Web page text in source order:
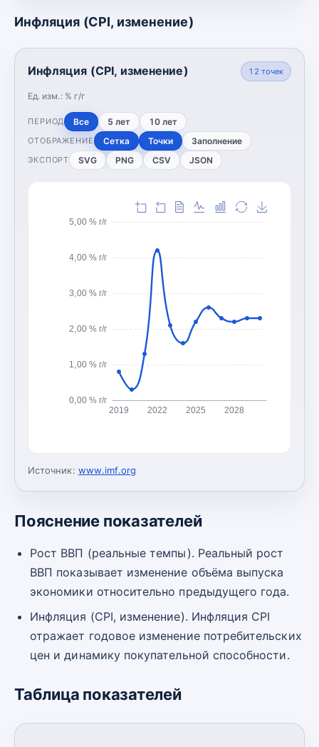
Инфляция (CPI, изменение)
Инфляция (CPI, изменение)
Ед. изм.: % г/г
12 точек
ПЕРИОД Все 5 лет 10 лет
ОТОБРАЖЕНИЕ Сетка Точки Заполнение
ЭКСПОРТ SVG PNG CSV JSON
0,00 % г/г
1,00 % г/г
2,00 % г/г
3,00 % г/г
4,00 % г/г
5,00 % г/г
2019 2022 2025 2028
Источник: www.imf.org
Пояснение показателей
Рост ВВП (реальные темпы). Реальный рост
ВВП показывает изменение объёма выпуска
экономики относительно предыдущего года.
Инфляция (CPI, изменение). Инфляция CPI
отражает годовое изменение потребительских
цен и динамику покупательной способности.
Таблица показателей